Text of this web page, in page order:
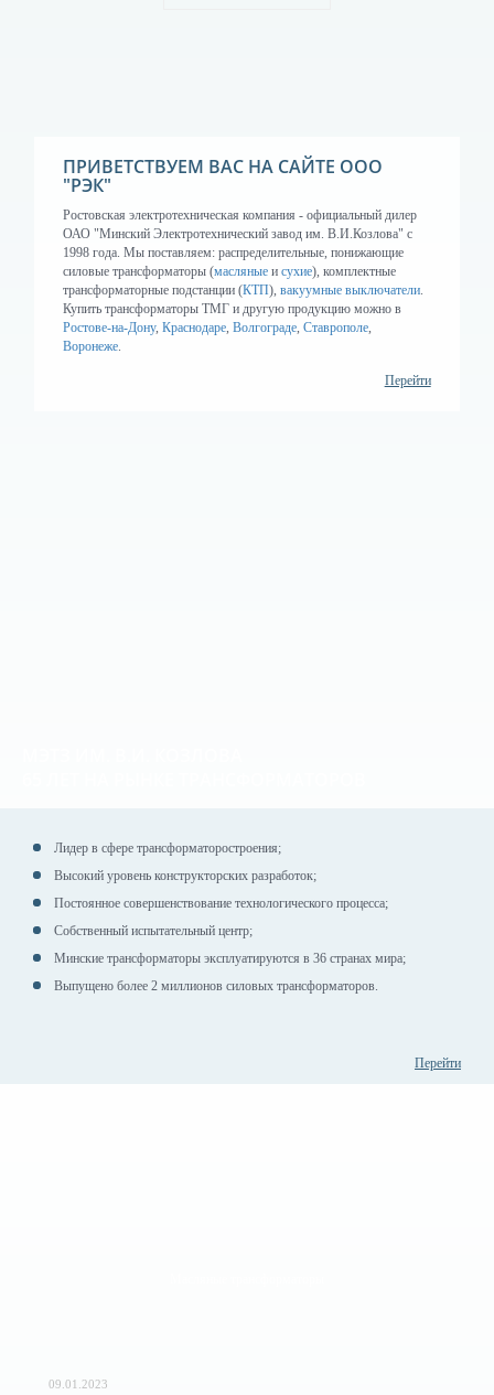
ПРИВЕТСТВУЕМ ВАС НА САЙТЕ ООО
"РЭК"
Ростовская электротехническая компания - официальный дилер
ОАО "Минский Электротехнический завод им. В.И.Козлова" с
1998 года. Мы поставляем: распределительные, понижающие
силовые трансформаторы (масляные исухие), комплектные
трансформаторные подстанции (КТП),вакуумные выключатели.
Купить трансформаторы ТМГ и другую продукцию можно в
Ростове-на-Дону,Краснодаре,Волгограде,Ставрополе,
Воронеже.
Перейти
Лидер в сфере трансформаторостроения;
Высокий уровень конструкторских разработок;
Постоянное совершенствование технологического процесса;
Собственный испытательный центр;
Минские трансформаторы эксплуатируются в 36 странах мира;
Выпущено более 2 миллионов силовых трансформаторов.
Перейти
09.01.2023